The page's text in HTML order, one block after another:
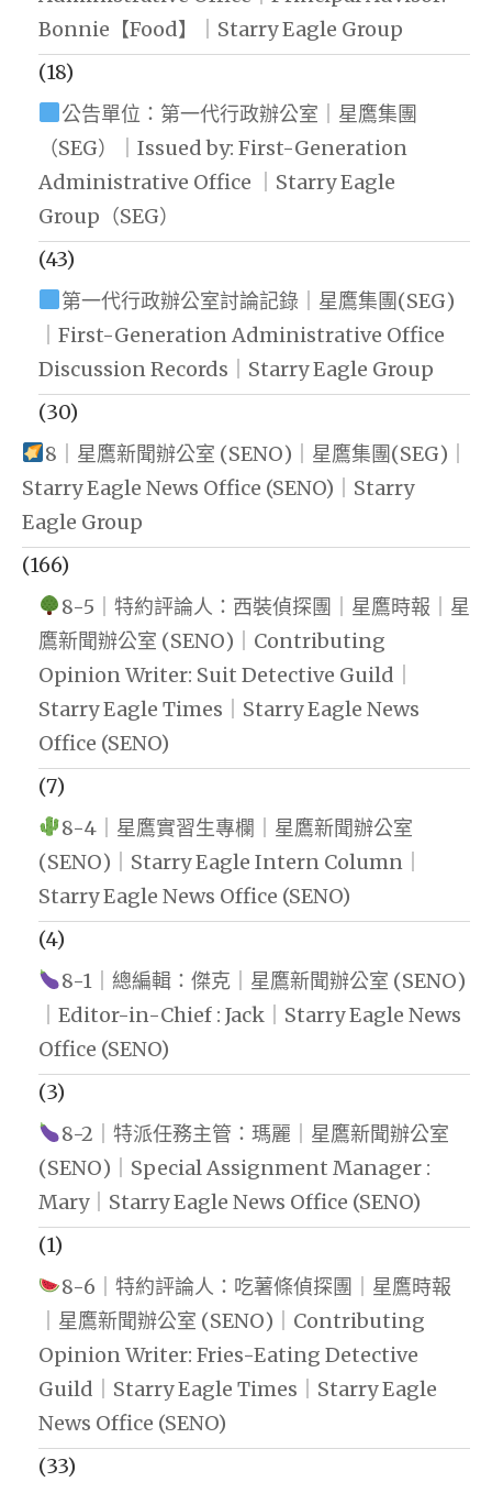
Bonnie【Food】｜Starry Eagle Group
(18)
公告單位：第一代行政辦公室｜星鷹集團
（SEG）｜Issued by: First-Generation
Administrative Office ｜Starry Eagle
Group（SEG）
(43)
第一代行政辦公室討論記錄｜星鷹集團(SEG)
｜First-Generation Administrative Office
Discussion Records｜Starry Eagle Group
(30)
8｜星鷹新聞辦公室 (SENO)｜星鷹集團(SEG)｜
Starry Eagle News Office (SENO)｜Starry
Eagle Group
(166)
8-5｜特約評論人：西裝偵探團｜星鷹時報｜星
鷹新聞辦公室 (SENO)｜Contributing
Opinion Writer: Suit Detective Guild｜
Starry Eagle Times｜Starry Eagle News
Office (SENO)
(7)
8-4｜星鷹實習生專欄｜星鷹新聞辦公室
(SENO)｜Starry Eagle Intern Column｜
Starry Eagle News Office (SENO)
(4)
8-1｜總編輯：傑克｜星鷹新聞辦公室 (SENO)
｜Editor-in-Chief : Jack｜Starry Eagle News
Office (SENO)
(3)
8-2｜特派任務主管：瑪麗｜星鷹新聞辦公室
(SENO)｜Special Assignment Manager :
Mary｜Starry Eagle News Office (SENO)
(1)
8-6｜特約評論人：吃薯條偵探團｜星鷹時報
｜星鷹新聞辦公室 (SENO)｜Contributing
Opinion Writer: Fries-Eating Detective
Guild｜Starry Eagle Times｜Starry Eagle
News Office (SENO)
(33)